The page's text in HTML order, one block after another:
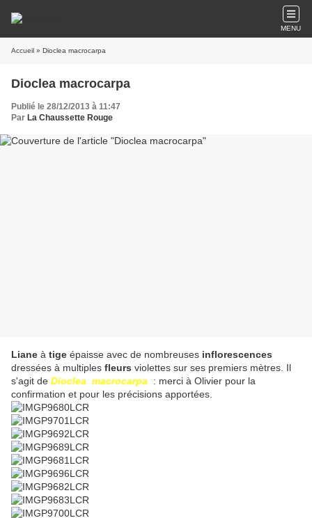
MENU
Accueil » Dioclea macrocarpa
Dioclea macrocarpa
Publié le 28/12/2013 à 11:47
Par La Chaussette Rouge
Liane à tige épaisse avec de nombreuses inflorescences
dressées à multiples fleurs violettes sur ses premiers mètres. Il
s'agit de Dioclea macrocarpa : merci à Olivier pour la
confirmation et pour les précisions apportées.